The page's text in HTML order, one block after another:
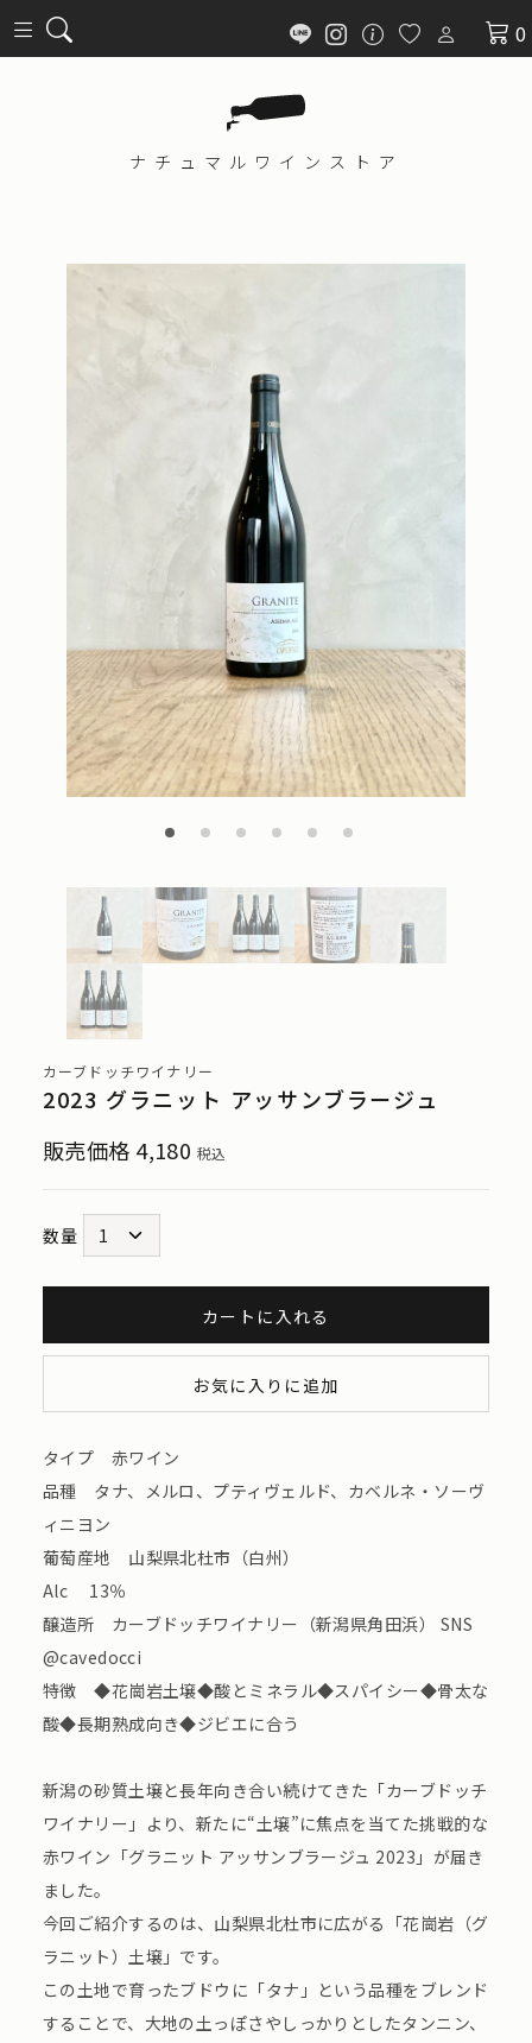
0
ナチュマル ワインストア
カーブドッチワイナリー
2023 グラニット アッサンブラージュ
販売価格 4,180 税込
数量
カートに入れる
お気に入りに追加
タイプ 赤ワイン
品種 タナ、メルロ、プティヴェルド、カベルネ・ソーヴ
ィニヨン
葡萄産地 山梨県北杜市（白州）
Alc 13％
醸造所 カーブドッチワイナリー（新潟県角田浜） SNS
@cavedocci
特徴 ◆花崗岩土壌◆酸とミネラル◆スパイシー◆骨太な
酸◆長期熟成向き◆ジビエに合う
新潟の砂質土壌と長年向き合い続けてきた「カーブドッチ
ワイナリー」より、新たに“土壌”に焦点を当てた挑戦的な
赤ワイン「グラニット アッサンブラージュ 2023」が届き
ました。
今回ご紹介するのは、山梨県北杜市に広がる「花崗岩（グ
ラニット）土壌」です。
この土地で育ったブドウに「タナ」という品種をブレンド
することで、大地の土っぽさやしっかりとしたタンニン、